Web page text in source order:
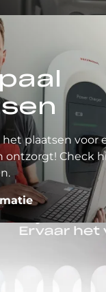
plaatsen voor
ontzorgt! Check